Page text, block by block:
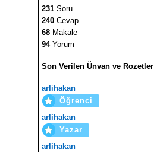
231 Soru
240 Cevap
68 Makale
94Yorum
Son Verilen Ünvan ve Rozetler
arlihakan
Öğrenci
arlihakan
Yazar
arlihakan